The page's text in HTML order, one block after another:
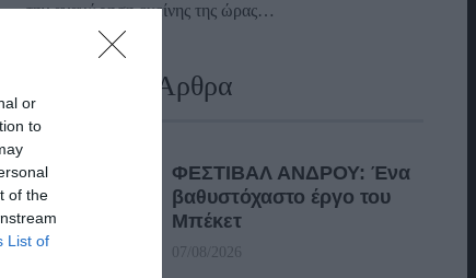
or
to
of the
List of
την αναχώρηση εκείνης της ώρας…
Πρόσφατα Άρθρα
ΦΕΣΤΙΒΑΛ ΑΝΔΡΟΥ: Ένα
βαθυστόχαστο έργο του
Μπέκετ
07/08/2026